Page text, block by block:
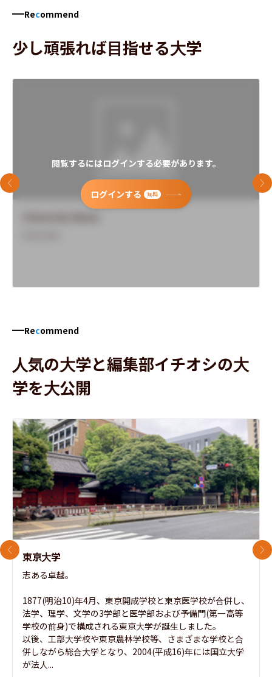
Recommend
少し頑張れば目指せる大学
閲覧するにはログインする必要があります。
ログインする 無料
前のスライド 次
Recommend
人気の大学と編集部イチオシの大
学を大公開
東京大学
志ある卓越。
1877(明治10)年4月、東京開成学校と東京医学校が合併し、
法学、理学、文学の3学部と医学部および予備門(第一高等
学校の前身)で構成される東京大学が誕生しました。
以後、工部大学校や東京農林学校等、さまざまな学校と合
併しながら総合大学となり、2004(平成16)年には国立大学
が法人...
前のスライド 次